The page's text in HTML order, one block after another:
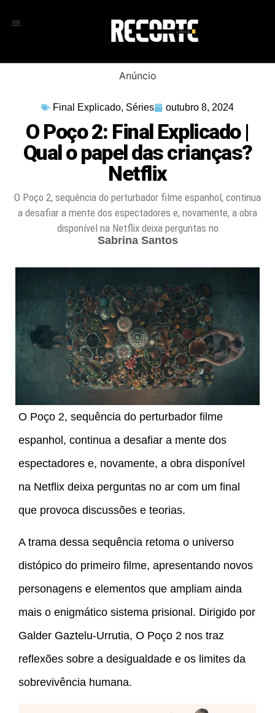
Anúncio
Final Explicado, Séries outubro 8, 2024
O Poço 2: Final Explicado |
Qual o papel das crianças?
Netflix
O Poço 2, sequência do perturbador filme espanhol, continua
a desafiar a mente dos espectadores e, novamente, a obra
disponível na Netflix deixa perguntas no
Sabrina Santos
O Poço 2, sequência do perturbador filme
espanhol, continua a desafiar a mente dos
espectadores e, novamente, a obra disponível
na Netflix deixa perguntas no ar com um final
que provoca discussões e teorias.
A trama dessa sequência retoma o universo
distópico do primeiro filme, apresentando novos
personagens e elementos que ampliam ainda
mais o enigmático sistema prisional. Dirigido por
Galder Gaztelu-Urrutia, O Poço 2 nos traz
reflexões sobre a desigualdade e os limites da
sobrevivência humana.